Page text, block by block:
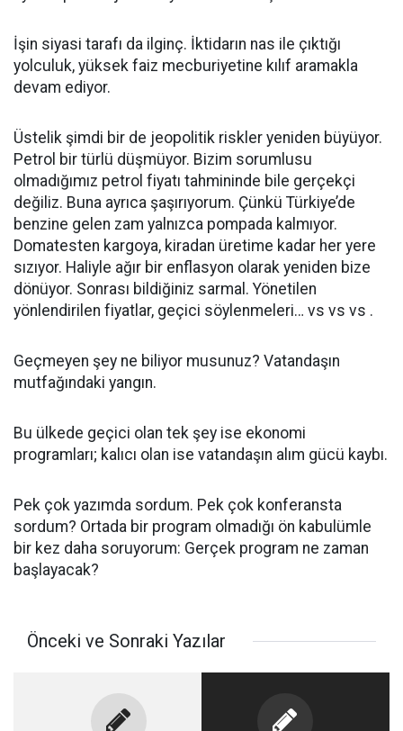
İşin siyasi tarafı da ilginç. İktidarın nas ile çıktığı
yolculuk, yüksek faiz mecburiyetine kılıf aramakla
devam ediyor.
Üstelik şimdi bir de jeopolitik riskler yeniden büyüyor.
Petrol bir türlü düşmüyor. Bizim sorumlusu
olmadığımız petrol fiyatı tahmininde bile gerçekçi
değiliz. Buna ayrıca şaşırıyorum. Çünkü Türkiye’de
benzine gelen zam yalnızca pompada kalmıyor.
Domatesten kargoya, kiradan üretime kadar her yere
sızıyor. Haliyle ağır bir enflasyon olarak yeniden bize
dönüyor. Sonrası bildiğiniz sarmal. Yönetilen
yönlendirilen fiyatlar, geçici söylenmeleri… vs vs vs .
Geçmeyen şey ne biliyor musunuz? Vatandaşın
mutfağındaki yangın.
Bu ülkede geçici olan tek şey ise ekonomi
programları; kalıcı olan ise vatandaşın alım gücü kaybı.
Pek çok yazımda sordum. Pek çok konferansta
sordum? Ortada bir program olmadığı ön kabulümle
bir kez daha soruyorum: Gerçek program ne zaman
başlayacak?
Önceki ve Sonraki Yazılar